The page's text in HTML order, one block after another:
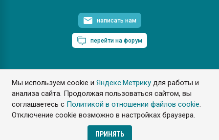
Мы используем cookie иЯндекс.Метрику для работы и
анализа сайта. Продолжая пользоваться сайтом, вы
соглашаетесь с Политикой в отношении файлов cookie.
Отключение cookie возможно в настройках браузера.
ПРИНЯТЬ
написать нам
перейти на форум
ПластЭксперт © 2006. Все права защищены
Разрешается копирование материалов сайта с обязательной
ссылкой на www.e-plastic.ru
Разработка сайта